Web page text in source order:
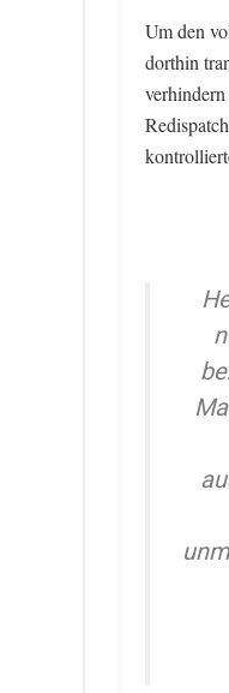
Um den
dorthin